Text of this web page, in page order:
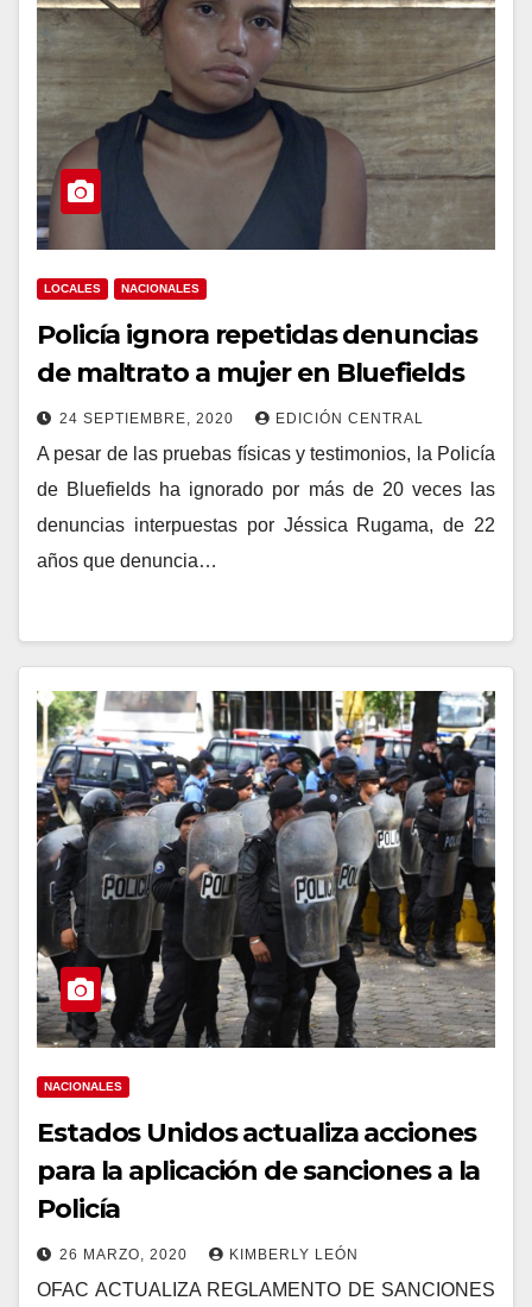
LOCALES NACIONALES
Policía ignora repetidas denuncias
de maltrato a mujer en Bluefields
24 SEPTIEMBRE, 2020 EDICIÓN CENTRAL
A pesar de las pruebas físicas y testimonios, la Policía
de Bluefields ha ignorado por más de 20 veces las
denuncias interpuestas por Jéssica Rugama, de 22
años que denuncia…
NACIONALES
Estados Unidos actualiza acciones
para la aplicación de sanciones a la
Policía
26 MARZO, 2020 KIMBERLY LEÓN
OFAC ACTUALIZA REGLAMENTO DE SANCIONES